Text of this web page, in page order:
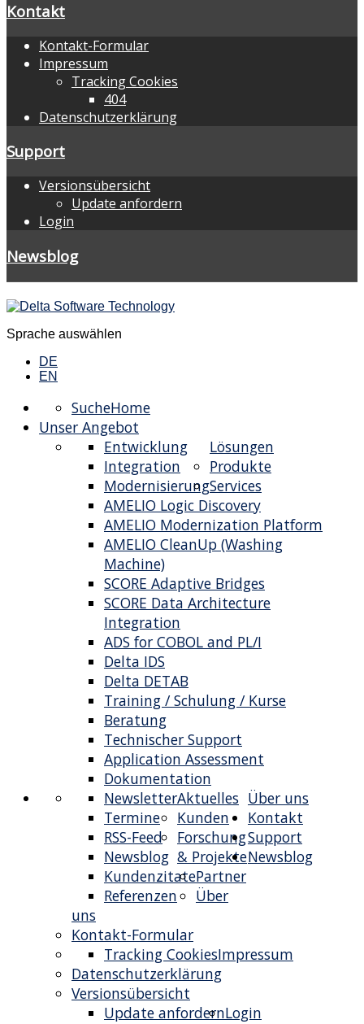
Kontakt
Kontakt-Formular
Impressum
Tracking Cookies
404
Datenschutzerklärung
Support
Versionsübersicht
Update anfordern
Login
Newsblog
Sprache auswählen
DE
EN
Home
Suche
Unser Angebot
Lösungen
Entwicklung
Integration
Modernisierung
Produkte
AMELIO Logic Discovery
AMELIO Modernization Platform
AMELIO CleanUp (Washing
Machine)
SCORE Adaptive Bridges
SCORE Data Architecture
Integration
ADS for COBOL and PL/I
Delta IDS
Delta DETAB
Services
Training / Schulung / Kurse
Beratung
Technischer Support
Application Assessment
Dokumentation
Über uns
Aktuelles
Newsletter
Termine
RSS-Feed
Newsblog
Kunden
Kundenzitate
Referenzen
Forschung
& Projekte
Partner
Über
uns
Kontakt
Kontakt-Formular
Impressum
Tracking Cookies
Datenschutzerklärung
Support
Versionsübersicht
Update anfordernLogin
Newsblog